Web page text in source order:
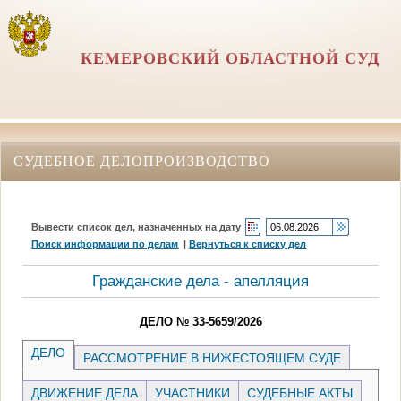
КЕМЕРОВСКИЙ ОБЛАСТНОЙ СУД
СУДЕБНОЕ ДЕЛОПРОИЗВОДСТВО
Вывести список дел, назначенных на дату
Поиск информации по делам |Вернуться к списку дел
Гражданские дела - апелляция
ДЕЛО № 33-5659/2026
ДЕЛО РАССМОТРЕНИЕ В НИЖЕСТОЯЩЕМ СУДЕ
ДВИЖЕНИЕ ДЕЛА УЧАСТНИКИ СУДЕБНЫЕ АКТЫ